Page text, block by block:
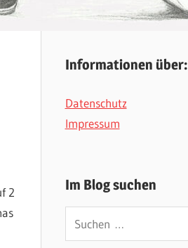
2
Informationen über:
Datenschutz
Impressum
Im Blog suchen
Suchen
nach: